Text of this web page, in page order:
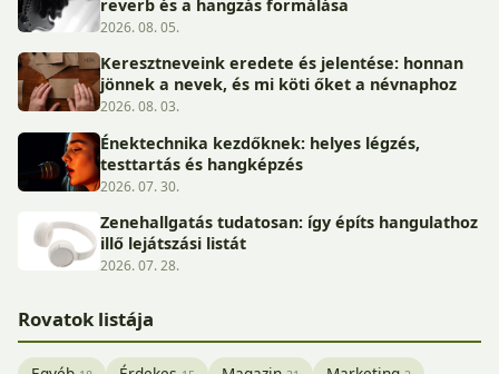
reverb és a hangzás formálása
2026. 08. 05.
Keresztneveink eredete és jelentése: honnan
jönnek a nevek, és mi köti őket a névnaphoz
2026. 08. 03.
Énektechnika kezdőknek: helyes légzés,
testtartás és hangképzés
2026. 07. 30.
Zenehallgatás tudatosan: így építs hangulathoz
illő lejátszási listát
2026. 07. 28.
Rovatok listája